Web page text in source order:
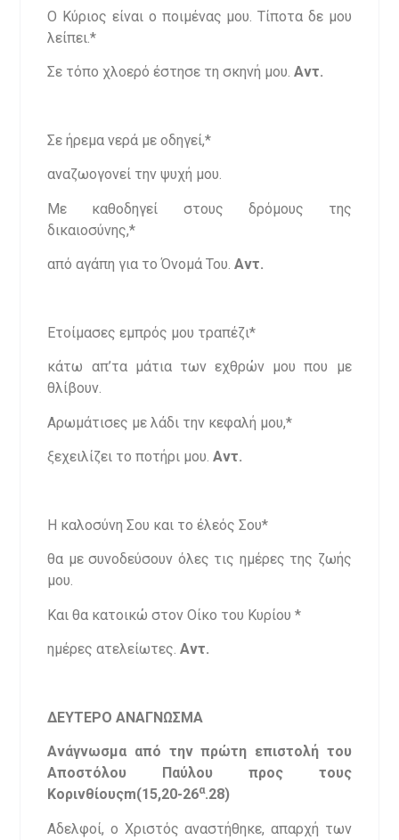
Ο Κύριος είναι ο ποιμένας μου. Τίποτα δε μου
λείπει.*
Σε τόπο χλοερό έστησε τη σκηνή μου.Αντ.
Σε ήρεμα νερά με οδηγεί,*
αναζωογονεί την ψυχή μου.
Με καθοδηγεί στους δρόμους της
δικαιοσύνης,*
από αγάπη για το Όνομά Του.Αντ.
Ετοίμασες εμπρός μου τραπέζι*
κάτω απ’τα μάτια των εχθρών μου που με
θλίβουν.
Αρωμάτισες με λάδι την κεφαλή μου,*
ξεχειλίζει το ποτήρι μου.Αντ.
Η καλοσύνη Σου και το έλεός Σου*
θα με συνοδεύσουν όλες τις ημέρες της ζωής
μου.
Και θα κατοικώ στον Οίκο του Κυρίου *
ημέρες ατελείωτες.Αντ.
ΔΕΥΤΕΡΟ ΑΝΑΓΝΩΣΜΑ
Ανάγνωσμα από την πρώτη επιστολή του
Αποστόλου Παύλου προς τους
Κορινθίουςm(15,20-26α.28)
Αδελφοί, ο Χριστός αναστήθηκε, απαρχή των